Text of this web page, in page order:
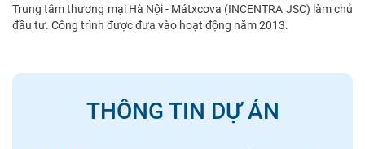
Trung tâm thương mại Hà Nội - Mátxcơva (INCENTRA JSC) làm chủ
đầu tư. Công trình được đưa vào hoạt động năm 2013.
THÔNG TIN DỰ ÁN